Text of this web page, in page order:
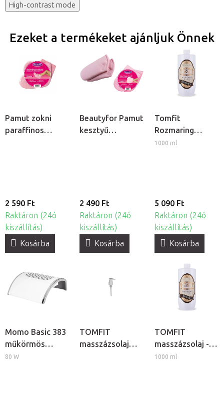
High-contrast mode
Ezeket a termékeket ajánljuk Önnek
Pamut zokni
paraffinos
2 590 Ft
Raktáron (24ó
kiszállítás)
Kosárba
Beautyfor Pamut
kesztyű
2 490 Ft
Raktáron (24ó
kiszállítás)
Kosárba
Tomfit
Rozmaring
masszázsolaj
1000 ml
5 090 Ft
Raktáron (24ó
kiszállítás)
Kosárba
Momo Basic 383
műkörmös
porelszívó
80 W
TOMFIT
masszázsolaj
TOMFIT
masszázsolaj -
Körömvirág
1000 ml